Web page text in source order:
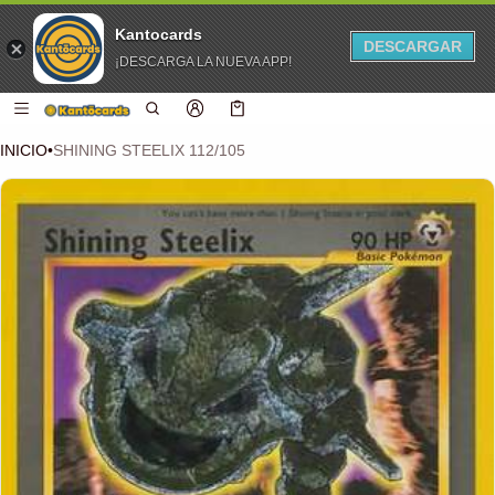
INICIO•SHINING STEELIX 112/105
DEL PRODUCTO
Kantocards
¡DESCARGA LA NUEVA APP!
DESCARGAR